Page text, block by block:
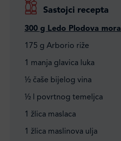
Sastojci recepta
300 g Ledo Plodova mora
175 g Arborio riže
1 manja glavica luka
½ čaše bijelog vina
½ l povrtnog temeljca
1 žlica maslaca
1 žlica maslinova ulja